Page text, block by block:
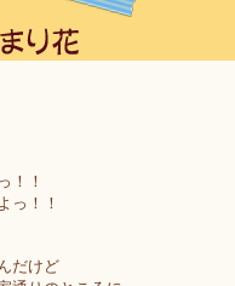
！！
っ！！
だけど